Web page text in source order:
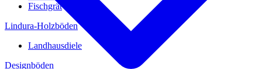
Fischgrät
Lindura-Holzböden
Landhausdiele
Designböden